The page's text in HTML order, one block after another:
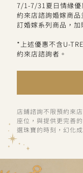
7/1-7/31夏日情緣優
約來店諮詢婚嫁商
訂婚嫁系列商品，
*上述優惠不含U-
約來店諮詢者。
店鋪諮詢不限預約來
座位，與提供更完善
選珠寶的時刻，幻化